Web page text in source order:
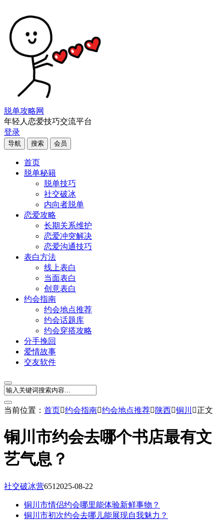
脱单攻略网
年轻人恋爱技巧交流平台
登录
导航 搜索 会员
首页
脱单秘籍
脱单技巧
社交破冰
内向者脱单
恋爱攻略
长期关系维护
恋爱冲突解决
恋爱沟通技巧
表白方法
线上表白
当面表白
创意表白
约会指南
约会地点推荐
约会话题库
约会穿搭攻略
分手挽回
爱情故事
交友软件
当前位置： 首页约会指南约会地点推荐 陕西铜川 正文
铜川市约会去哪个书店最有文
艺气息？
社交破冰营651 2025-08-22
铜川市情侣约会哪里能体验新鲜事物？
铜川市初次约会去哪儿能展现自我魅力？